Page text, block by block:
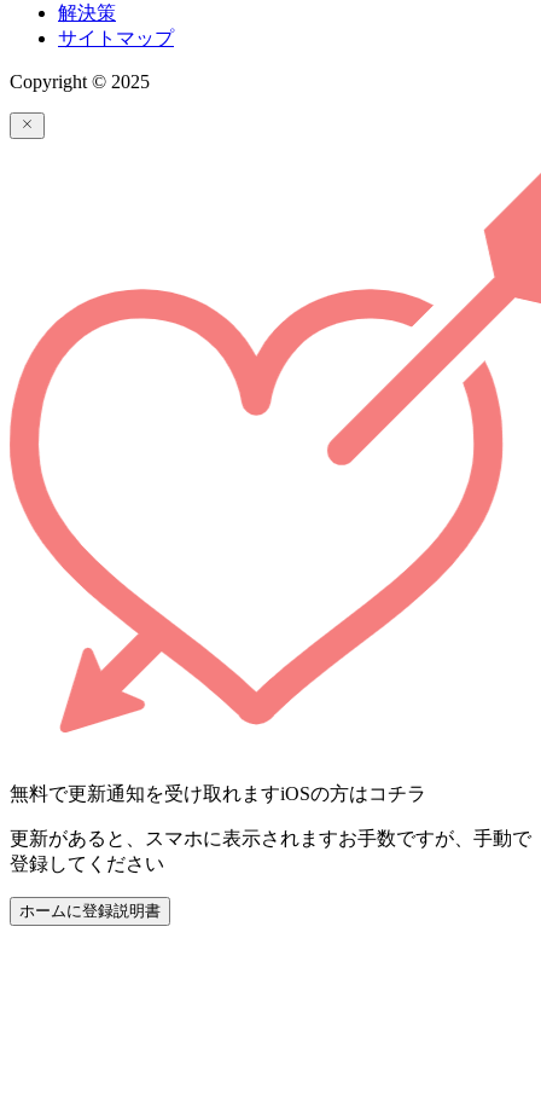
解決策
サイトマップ
Copyright © 2025
無料で更新通知を受け取れますiOSの方はコチラ
更新があると、スマホに表示されますお手数ですが、手動で
登録してください
ホームに登録説明書